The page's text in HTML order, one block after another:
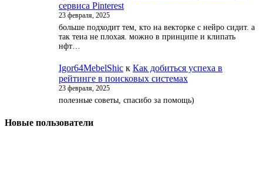
сервиса Pinterest
23 февраля, 2025
больше подходит тем, кто на векторке с нейро сидит. а
так теиа не плохая. можно в принципе и клипать
нфт…
Igor64MebelShic к Как добиться успеха в
рейтинге в поисковых системах
23 февраля, 2025
полезные советы, спасибо за помощь)
Новые пользователи